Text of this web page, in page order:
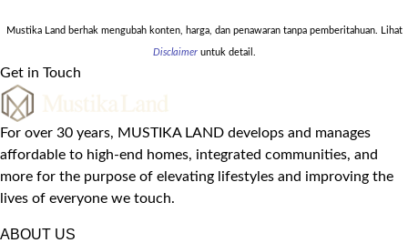
Mustika Land berhak mengubah konten, harga, dan penawaran tanpa pemberitahuan. Lihat
Disclaimeruntuk detail.
Get in Touch
For over 30 years, MUSTIKA LAND develops and manages
affordable to high-end homes, integrated communities, and
more for the purpose of elevating lifestyles and improving the
lives of everyone we touch.
ABOUT US